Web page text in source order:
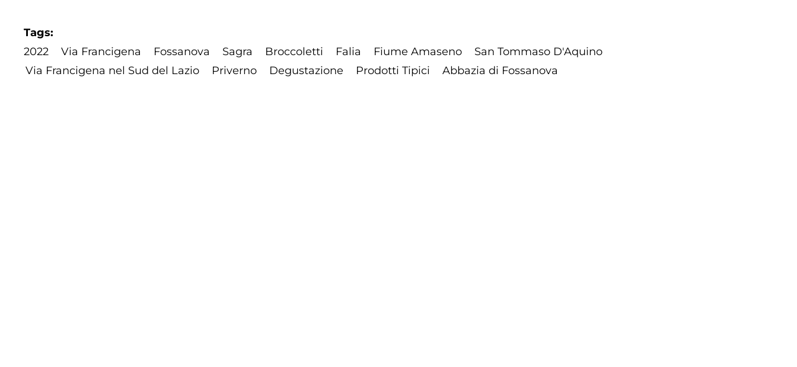
Tags
2022
Via Francigena Fossanova Sagra Broccoletti Falia Fiume Amaseno
San Tommaso D'Aquino
Via Francigena nel Sud del Lazio
Priverno Degustazione Prodotti Tipici Abbazia di Fossanova